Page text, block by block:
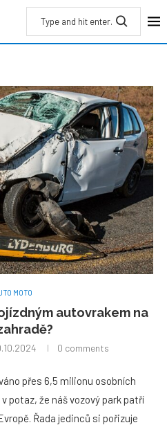
MOTO
autovrakem na
0 comments
přes 6,5 milionu osobních
potaz, že náš vozový park patří
Řada jedinců si pořizuje